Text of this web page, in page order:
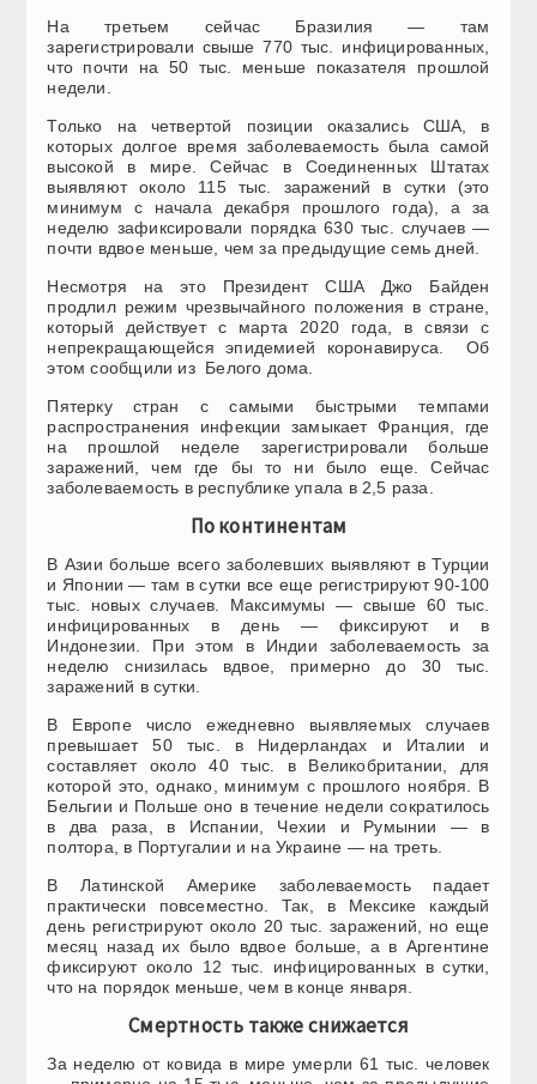
На третьем сейчас Бразилия — там
зарегистрировали свыше 770 тыс. инфицированных,
что почти на 50 тыс. меньше показателя прошлой
недели.
Только на четвертой позиции оказались США, в
которых долгое время заболеваемость была самой
высокой в мире. Сейчас в Соединенных Штатах
выявляют около 115 тыс. заражений в сутки (это
минимум с начала декабря прошлого года), а за
неделю зафиксировали порядка 630 тыс. случаев —
почти вдвое меньше, чем за предыдущие семь дней.
Несмотря на это Президент США Джо Байден
продлил режим чрезвычайного положения в стране,
который действует с марта 2020 года, в связи с
непрекращающейся эпидемией коронавируса. Об
этом сообщили из Белого дома.
Пятерку стран с самыми быстрыми темпами
распространения инфекции замыкает Франция, где
на прошлой неделе зарегистрировали больше
заражений, чем где бы то ни было еще. Сейчас
заболеваемость в республике упала в 2,5 раза.
По континентам
В Азии больше всего заболевших выявляют в Турции
и Японии — там в сутки все еще регистрируют 90-100
тыс. новых случаев. Максимумы — свыше 60 тыс.
инфицированных в день — фиксируют и в
Индонезии. При этом в Индии заболеваемость за
неделю снизилась вдвое, примерно до 30 тыс.
заражений в сутки.
В Европе число ежедневно выявляемых случаев
превышает 50 тыс. в Нидерландах и Италии и
составляет около 40 тыс. в Великобритании, для
которой это, однако, минимум с прошлого ноября. В
Бельгии и Польше оно в течение недели сократилось
в два раза, в Испании, Чехии и Румынии — в
полтора, в Португалии и на Украине — на треть.
В Латинской Америке заболеваемость падает
практически повсеместно. Так, в Мексике каждый
день регистрируют около 20 тыс. заражений, но еще
месяц назад их было вдвое больше, а в Аргентине
фиксируют около 12 тыс. инфицированных в сутки,
что на порядок меньше, чем в конце января.
Смертность также снижается
За неделю от ковида в мире умерли 61 тыс. человек